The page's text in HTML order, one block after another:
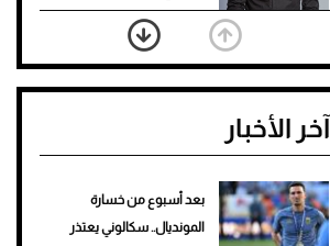
المناسب للقميص الأسود
نرى المستقبل من خلال
تصميماتنا.. كيف حجزت 1886
تمنحك فخامة استثنائية
آخر الأخبار
بعد أسبوع من خسارة
المونديال.. سكالوني يعتذر